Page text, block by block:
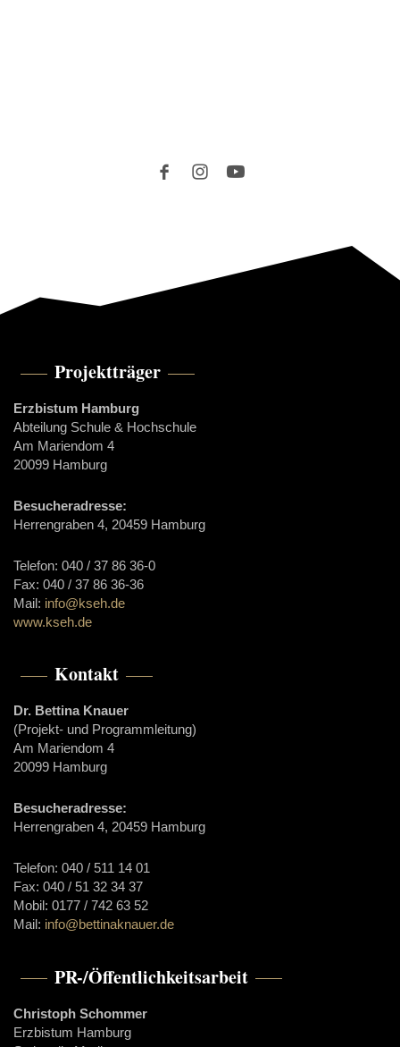
Projektträger
Erzbistum Hamburg
Abteilung Schule & Hochschule
Am Mariendom 4
20099 Hamburg
Besucheradresse:
Herrengraben 4, 20459 Hamburg
Telefon: 040 / 37 86 36-0
Fax: 040 / 37 86 36-36
Mail: info@kseh.de
www.kseh.de
Kontakt
Dr. Bettina Knauer
(Projekt- und Programmleitung)
Am Mariendom 4
20099 Hamburg
Besucheradresse:
Herrengraben 4, 20459 Hamburg
Telefon: 040 / 511 14 01
Fax: 040 / 51 32 34 37
Mobil: 0177 / 742 63 52
Mail: info@bettinaknauer.de
PR-/Öffentlichkeitsarbeit
Christoph Schommer
Erzbistum Hamburg